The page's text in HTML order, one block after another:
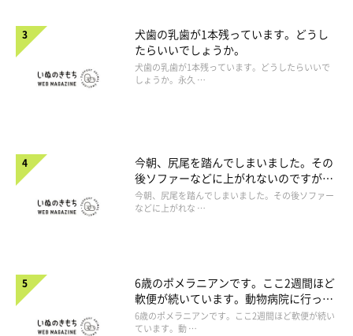
犬歯の乳歯が1本残っています。どうし
たらいいでしょうか。
犬歯の乳歯が1本残っています。どうしたらいいで
しょうか。永久 …
今朝、尻尾を踏んでしまいました。その
後ソファーなどに上がれないのですが、
大丈夫でしょうか。
今朝、尻尾を踏んでしまいました。その後ソファー
などに上がれな …
6歳のポメラニアンです。ここ2週間ほど
軟便が続いています。動物病院に行った
ほうがよいですか。
6歳のポメラニアンです。ここ2週間ほど軟便が続い
ています。動 …